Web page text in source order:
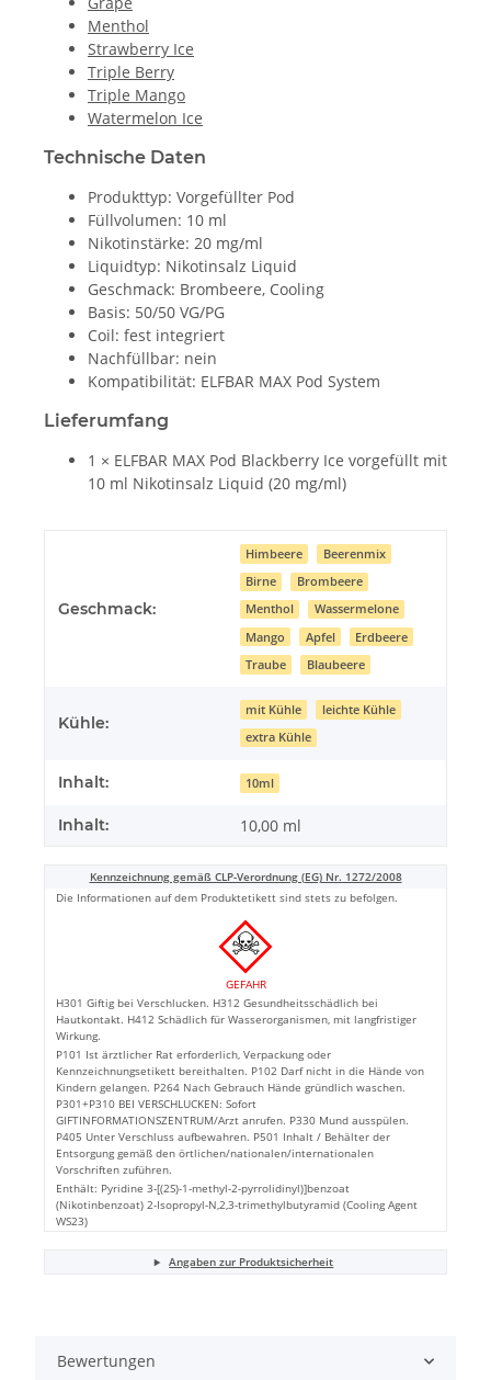
Menthol
Strawberry Ice
Triple Berry
Triple Mango
Watermelon Ice
Technische Daten
Produkttyp: Vorgefüllter Pod
Füllvolumen: 10 ml
Nikotinstärke: 20 mg/ml
Liquidtyp: Nikotinsalz Liquid
Geschmack: Brombeere, Cooling
Basis: 50/50 VG/PG
Coil: fest integriert
Nachfüllbar: nein
Kompatibilität: ELFBAR MAX Pod System
Lieferumfang
1 × ELFBAR MAX Pod Blackberry Ice vorgefüllt mit
10 ml Nikotinsalz Liquid (20 mg/ml)
Geschmack:
Himbeere
Beerenmix
Birne
Brombeere
Menthol
Wassermelone
Mango
Apfel
Erdbeere
Traube
Blaubeere
Kühle:
mit Kühle
leichte Kühle
extra Kühle
Inhalt: 10ml
Inhalt: 10,00 ml
Kennzeichnung gemäß CLP-Verordnung (EG) Nr. 1272/2008
Die Informationen auf dem Produktetikett sind stets zu befolgen.
GEFAHR
H301 Giftig bei Verschlucken. H312 Gesundheitsschädlich bei
Hautkontakt. H412 Schädlich für Wasserorganismen, mit langfristiger
Wirkung.
P101 Ist ärztlicher Rat erforderlich, Verpackung oder
Kennzeichnungsetikett bereithalten. P102 Darf nicht in die Hände von
Kindern gelangen. P264 Nach Gebrauch Hände gründlich waschen.
P301+P310 BEI VERSCHLUCKEN: Sofort
GIFTINFORMATIONSZENTRUM/Arzt anrufen. P330 Mund ausspülen.
P405 Unter Verschluss aufbewahren. P501 Inhalt / Behälter der
Entsorgung gemäß den örtlichen/nationalen/internationalen
Vorschriften zuführen.
Enthält: Pyridine 3-[(2S)-1-methyl-2-pyrrolidinyl)]benzoat
(Nikotinbenzoat) 2-Isopropyl-N,2,3-trimethylbutyramid (Cooling Agent
WS23)
Angaben zur Produktsicherheit
Bewertungen